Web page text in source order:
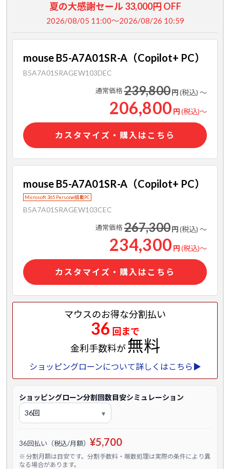
夏の大感謝セール 33,000円 OFF
2026/08/05 11:00～2026/08/26 10:59
mouse B5-A7A01SR-A（Copilot+ PC）
B5A7A01SRAGEW103DEC
通常価格 239,800円(税込) ～
206,800 円(税込)～
カスタマイズ・購入はこちら
mouse B5-A7A01SR-A（Copilot+ PC）
Microsoft 365 Personal搭載PC
B5A7A01SRAGEW103CEC
通常価格 267,300円(税込) ～
234,300 円(税込)～
カスタマイズ・購入はこちら
マウスのお得な分割払い
36 回まで
金利手数料が無料
ショッピングローンについて詳しくはこちら▶
ショッピングローン分割回数目安シミュレーション
36回払い（税込/月額） ¥5,700
※ 分割月額は目安です。分割手数料・端数処理は実際の条件により異
なる場合があります。